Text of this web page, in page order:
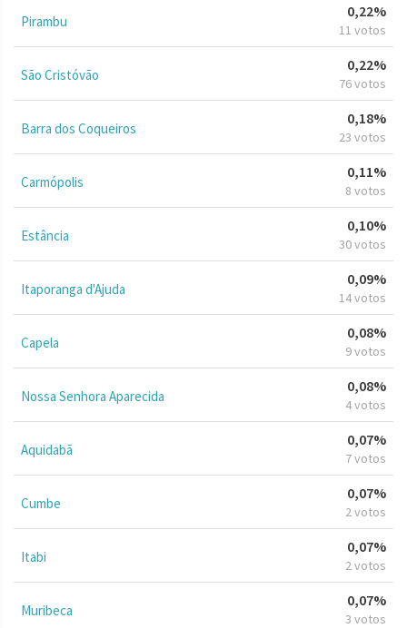
Pirambu
0,22%
11 votos
São Cristóvão
0,22%
76 votos
Barra dos Coqueiros
0,18%
23 votos
Carmópolis
0,11%
8 votos
Estância
0,10%
30 votos
Itaporanga d'Ajuda
0,09%
14 votos
Capela
0,08%
9 votos
Nossa Senhora Aparecida
0,08%
4 votos
Aquidabã
0,07%
7 votos
Cumbe
0,07%
2 votos
Itabi
0,07%
2 votos
Muribeca
0,07%
3 votos